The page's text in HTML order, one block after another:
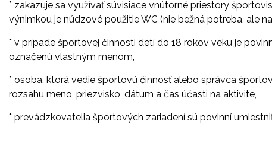
* zakazuje sa využívať súvisiace vnútorné priestory
výnimkou je núdzové použitie WC (nie bežná potreba, ale
* v prípade športovej činnosti detí do 18 rokov veku je
označenú vlastným menom,
* osoba, ktorá vedie športovú činnosť alebo správca
rozsahu meno, priezvisko, dátum a čas účasti na aktivite,
* prevádzkovatelia športových zariadení sú povinní